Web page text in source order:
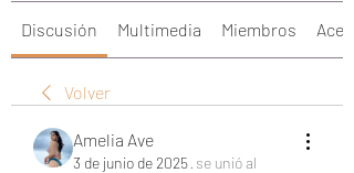
Discusión Multimedia Miembros
Volver
Amelia Ave
3 de junio de 2025· se unió al